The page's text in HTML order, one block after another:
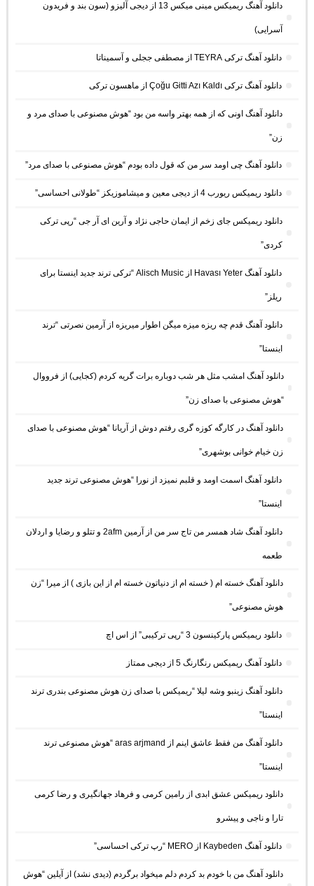
دانلود آهنگ ریمیکس مینی میکس 13 از دیجی آلیزو (سون بند و فریدون
آسرایی)
دانلود آهنگ ترکی TEYRA از مصطفی ججلی و آسمیناتا
دانلود آهنگ ترکی Çoğu Gitti Azı Kaldı از ماهسون ترکی
دانلود آهنگ اونی که از همه بهتر واسه من بود “هوش مصنوعی با صدای مرد و
زن”
دانلود آهنگ چی اومد سر من که قول داده بودم “هوش مصنوعی با صدای مرد”
دانلود ریمیکس ریورب 4 از دیجی معین و میشاموزیکز “طولانی احساسی”
دانلود ریمیکس جای زخم از ایمان حاجی نژاد و آرین ای آر جی “رپی ترکی
کردی”
دانلود آهنگ Havası Yeter از Alisch Music “ترکی ترند جدید اینستا برای
ریلز”
دانلود آهنگ ﻗﺪم ﭼﻪ رﻳﺰه ﻣﻴﺰه ﻣﻴﮕﻦ اﻃﻮار ﻣﻴﺮﻳﺰه از آرمین نصرتی “ترند
اینستا”
دانلود آهنگ امشب مثل هر شب دوباره برات گریه کردم (کجایی) از فرووال
“هوش مصنوعی با صدای زن”
دانلود آهنگ در کارگه کوزه گری رفتم دوش از آریانا “هوش مصنوعی با صدای
زن خیام خوانی بوشهری”
دانلود آهنگ اسمت اومد و قلبم نمیزد از نورا “هوش مصنوعی ترند جدید
اینستا”
دانلود آهنگ شاد همسر من تاج سر من از آرمین 2afm و تتلو و رضایا و اردلان
طعمه
دانلود آهنگ خسته ام ( خسته ام از دنیاتون خسته ام از این بازی ) از میرا “زن
هوش مصنوعی”
دانلود ریمیکس پارکینسون 3 “رپی ترکیبی” از اس اچ
دانلود آهنگ ریمیکس رنگارنگ 5 از دیجی ممتاز
دانلود آهنگ زینبو وشه لیلا “ریمیکس با صدای زن هوش مصنوعی بندری ترند
اینستا”
دانلود آهنگ من فقط عاشق اینم از aras arjmand “هوش مصنوعی ترند
اینستا”
دانلود ریمیکس عشق ابدی از رامین کرمی و فرهاد جهانگیری و رضا کرمی
تارا و ناجی و پیشرو
دانلود آهنگ Kaybeden از MERO “رپ ترکی احساسی”
دانلود آهنگ من با خودم بد کردم دلم میخواد برگردم (دیدی نشد) از آیلین “هوش